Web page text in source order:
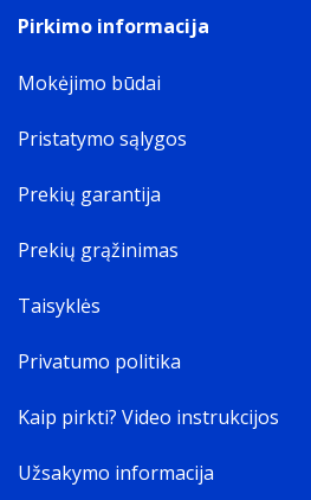
Pirkimo informacija
Mokėjimo būdai
Pristatymo sąlygos
Prekių garantija
Prekių grąžinimas
Taisyklės
Privatumo politika
Kaip pirkti? Video instrukcijos
Užsakymo informacija